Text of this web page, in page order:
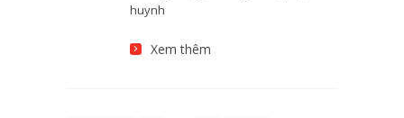
huynh
Xem thêm